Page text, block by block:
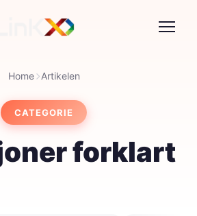
Home Artikelen
CATEGORIE
forklart